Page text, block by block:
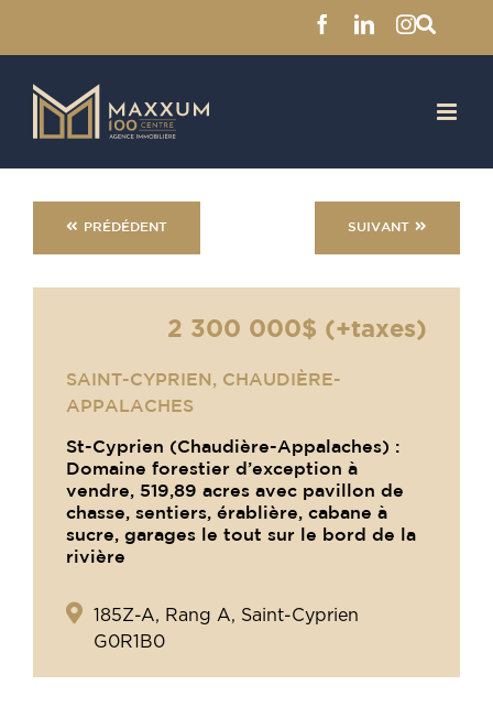
PRÉDÉDENT SUIVANT
SAINT-CYPRIEN, CHAUDIÈRE-
APPALACHES
St-Cyprien (Chaudière-Appalaches) :
Domaine forestier d’exception à
vendre, 519,89 acres avec pavillon de
chasse, sentiers, érablière, cabane à
sucre, garages le tout sur le bord de la
rivière
185Z-A, Rang A, Saint-Cyprien
G0R1B0
2 300 000$ (+taxes)